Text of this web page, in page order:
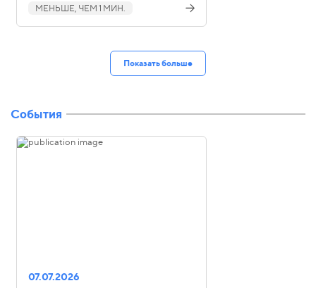
МЕНЬШЕ, ЧЕМ 1 МИН.
Показать больше
События
07.07.2026